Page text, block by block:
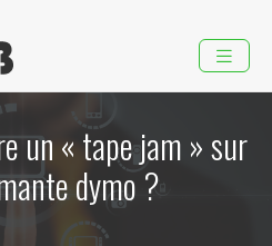
un « tape jam » sur
dymo ?